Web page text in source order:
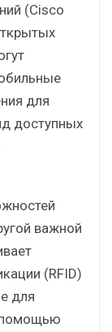
(Cisco
для
доступных
важной
(RFID)
для
помощью